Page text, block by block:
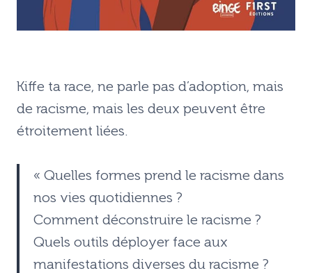
Kiffe ta race, ne parle pas d’adoption, mais
de racisme, mais les deux peuvent être
étroitement liées.
« Quelles formes prend le racisme dans
nos vies quotidiennes ?
Comment déconstruire le racisme ?
Quels outils déployer face aux
manifestations diverses du racisme ?